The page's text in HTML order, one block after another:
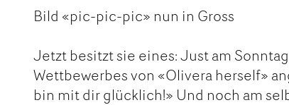
Bild «pic-pic-pic» nun in Gross
Jetzt besitzt sie eines: Just am
Wettbewerbes von «Olivera herself»
bin mit dir glücklich!» Und noch am